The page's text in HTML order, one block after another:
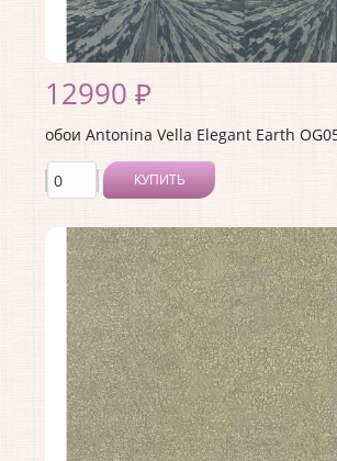
12990 ₽
обои Antonina Vella Elegant Earth
КУПИТЬ
Производитель:Antonina Vella
Коллекция:Elegant Earth
Длина рулона:10.05
Ширина рулона:0.52
Материал покрытия:Без покрытия
Страна:США
Материал основы:Флизелин
Раппорт:<>